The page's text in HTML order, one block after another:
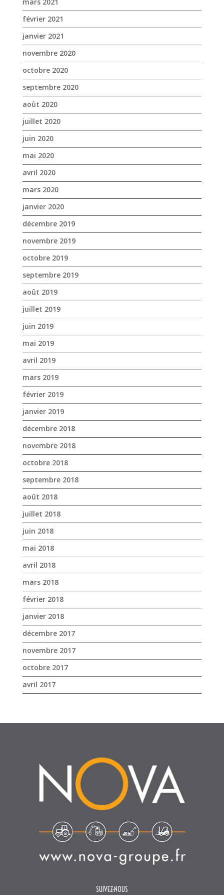
février 2021
janvier 2021
novembre 2020
octobre 2020
septembre 2020
août 2020
juillet 2020
juin 2020
mai 2020
avril 2020
mars 2020
janvier 2020
décembre 2019
novembre 2019
octobre 2019
septembre 2019
août 2019
juillet 2019
juin 2019
mai 2019
avril 2019
mars 2019
février 2019
janvier 2019
décembre 2018
novembre 2018
octobre 2018
septembre 2018
août 2018
juillet 2018
juin 2018
mai 2018
avril 2018
mars 2018
février 2018
janvier 2018
décembre 2017
novembre 2017
octobre 2017
avril 2017
SUIVEZ-NOUS